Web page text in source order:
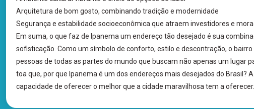
Arquitetura de bom gosto, combinando tradição e modernidade
Segurança e estabilidade socioeconômica que atraem investidores e
Em suma, o que faz de Ipanema um endereço tão desejado é sua
sofisticação. Como um símbolo de conforto, estilo e descontração, o
pessoas de todas as partes do mundo que buscam não apenas um lugar
toa que, por que Ipanema é um dos endereços mais desejados do Brasil?
capacidade de oferecer o melhor que a cidade maravilhosa tem a oferecer.